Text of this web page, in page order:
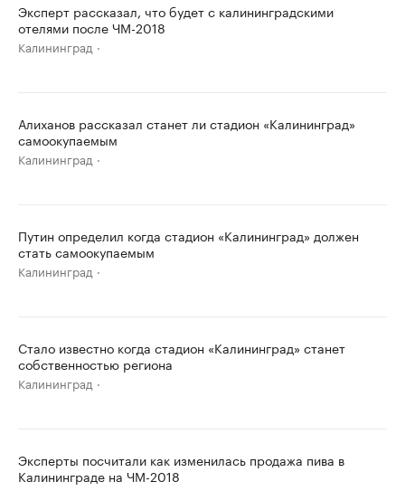
Эксперт рассказал, что будет с калининградскими
отелями после ЧМ-2018
Калининград
Алиханов рассказал станет ли стадион «Калининград»
самоокупаемым
Калининград
Путин определил когда стадион «Калининград» должен
стать самоокупаемым
Калининград
Стало известно когда стадион «Калининград» станет
собственностью региона
Калининград
Эксперты посчитали как изменилась продажа пива в
Калининграде на ЧМ-2018